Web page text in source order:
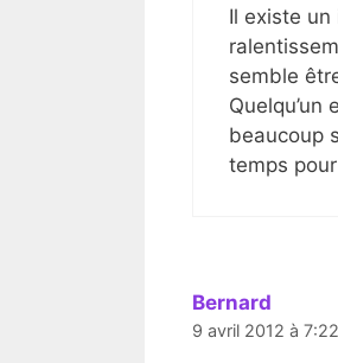
Il existe
semble
beaucoup
temps
Bernard
9 avril 2012 à 7:22